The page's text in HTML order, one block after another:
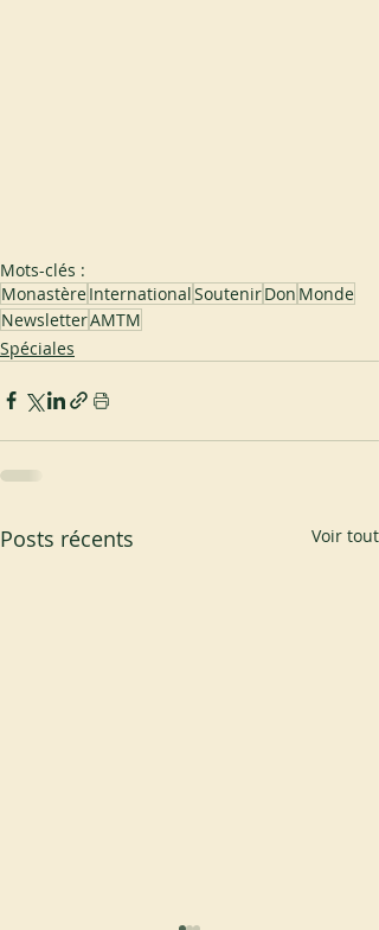
Mots-clés :
MonastèreInternationalSoutenirDon Monde
NewsletterAMTM
Spéciales
Posts récents Voir tout